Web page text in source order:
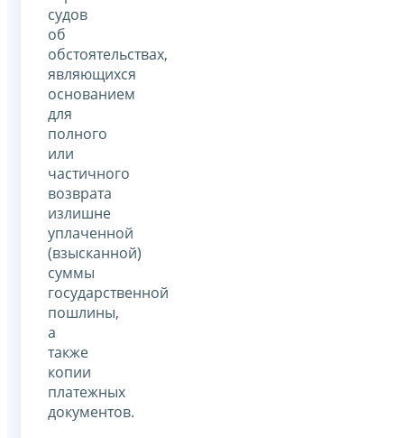
судов
об
обстоятельствах,
являющихся
основанием
для
полного
или
частичного
возврата
излишне
уплаченной
(взысканной)
суммы
государственной
пошлины,
а
также
копии
платежных
документов.